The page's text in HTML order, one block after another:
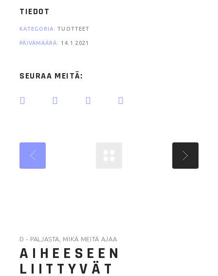
TIEDOT
KATEGORIA: TUOTTEET
PÄIVÄMÄÄRÄ: 14.1.2021
SEURAA MEITÄ:
D - PALJASTA, MIKÄ MEITÄ AJAA
AIHEESEEN
LIITTYVÄT